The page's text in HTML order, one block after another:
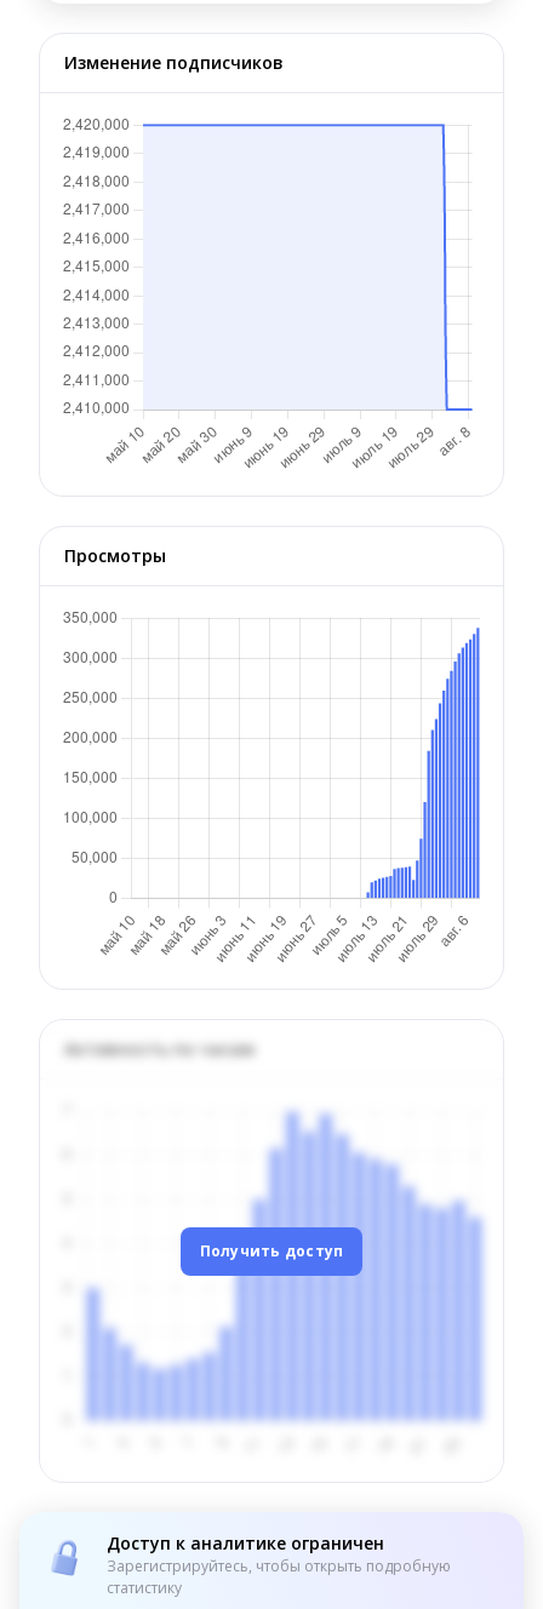
Изменение подписчиков
Просмотры
Активность по часам
Получить доступ
Доступ к аналитике ограничен
Зарегистрируйтесь, чтобы открыть подробную
статистику